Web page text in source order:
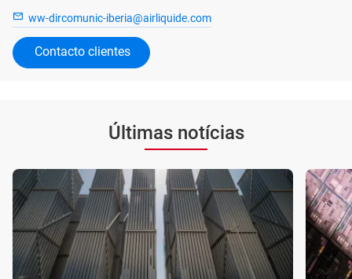
ww-dircomunic-iberia@airliquide.com
Contacto clientes
Últimas notícias